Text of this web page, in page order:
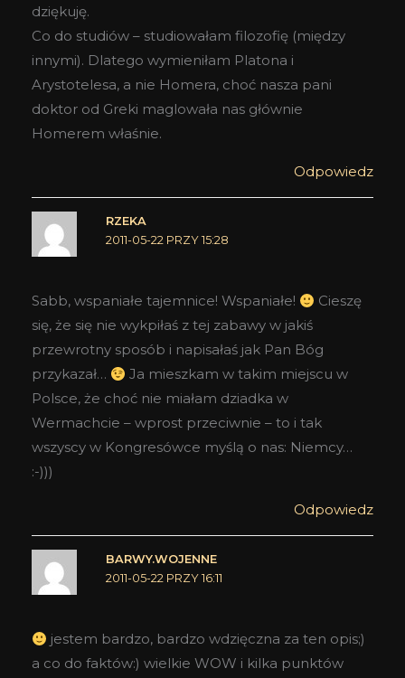
dziękuję.
Co do studiów – studiowałam filozofię (między
innymi). Dlatego wymieniłam Platona i
Arystotelesa, a nie Homera, choć nasza pani
doktor od Greki maglowała nas głównie
Homerem właśnie.
Odpowiedz
RZEKA
2011-05-22 PRZY 15:28
Sabb, wspaniałe tajemnice! Wspaniałe!
Cieszę
się, że się nie wykpiłaś z tej zabawy w jakiś
przewrotny sposób i napisałaś jak Pan Bóg
przykazał…
Ja mieszkam w takim miejscu w
Polsce, że choć nie miałam dziadka w
Wermachcie – wprost przeciwnie – to i tak
wszyscy w Kongresówce myślą o nas: Niemcy…
:-)))
Odpowiedz
BARWY.WOJENNE
2011-05-22 PRZY 16:11
jestem bardzo, bardzo wdzięczna za ten opis;)
a co do faktów:) wielkie WOW i kilka punktów